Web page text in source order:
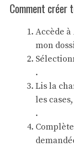
Comment créer
Accède à
mon
.
Lis la
les
.